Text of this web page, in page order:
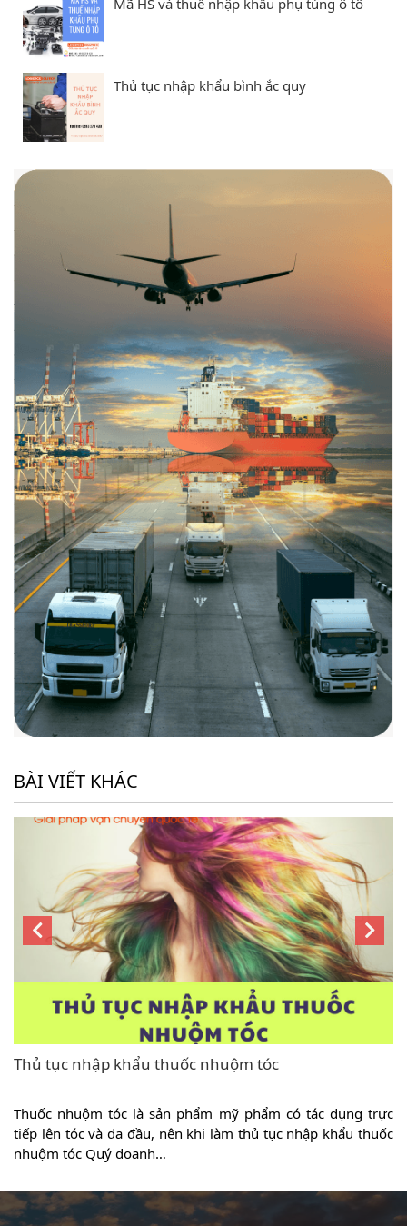
Mã HS và thuế nhập khẩu phụ tùng ô tô
Thủ tục nhập khẩu bình ắc quy
BÀI VIẾT KHÁC
Thủ tục nhập khẩu thuốc nhuộm tóc
Thuốc nhuộm tóc là sản phẩm mỹ phẩm có tác dụng trực
tiếp lên tóc và da đầu, nên khi làm thủ tục nhập khẩu thuốc
nhuộm tóc Quý doanh…